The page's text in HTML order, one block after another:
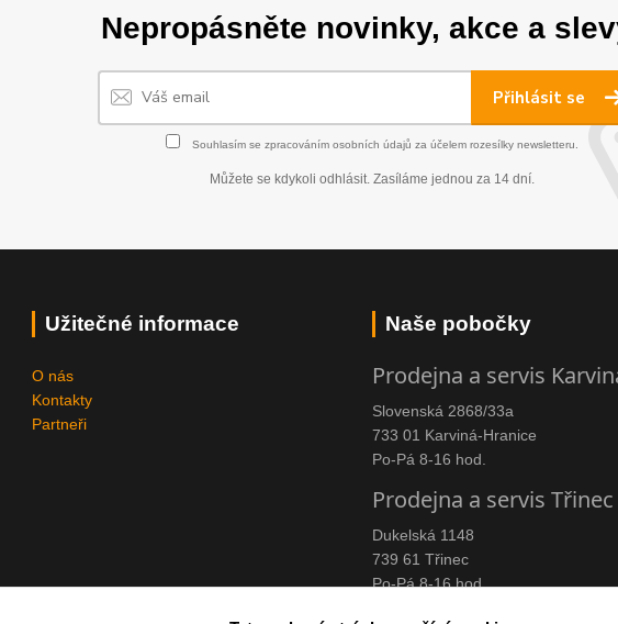
Nepropásněte novinky, akce a
Přihlásit se
Souhlasím se zpracováním osobních údajů za účelem rozesílky newsletteru.
Můžete se kdykoli odhlásit. Zasíláme jednou za 14 dní.
Užitečné informace
O nás
Kontakty
Partneři
Naše pobočky
Prodejna a servis
Slovenská 2868/33a
733 01 Karviná-Hranice
Po-Pá 8-16 hod.
Prodejna a servis Třinec
Dukelská 1148
739 61 Třinec
Po-Pá 8-16 hod.